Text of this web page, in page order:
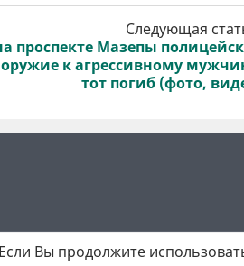
Следующая
проспекте Мазепы
к агрессивному
тот погиб (фото,
Вы продолжите